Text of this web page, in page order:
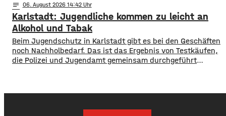
verzeichneten Würzburg, der Landkreis Würzburg sowie
die Regionen Haßberge, Bad Kissingen und Schweinfurt.
Nach dem aktuellen IHK-Report entstehen viele
Gründungen allerdings aus dem Wunsch
notes 06. August 2026 14:42
Karlstadt: Jugendliche kommen zu leicht an
Alkohol und Tabak
Beim Jugendschutz in Karlstadt gibt es bei den Geschäften
noch Nachholbedarf. Das ist das Ergebnis von Testkäufen,
die Polizei und Jugendamt gemeinsam durchgeführt
die verantwortlichen Verkäuferinnen und